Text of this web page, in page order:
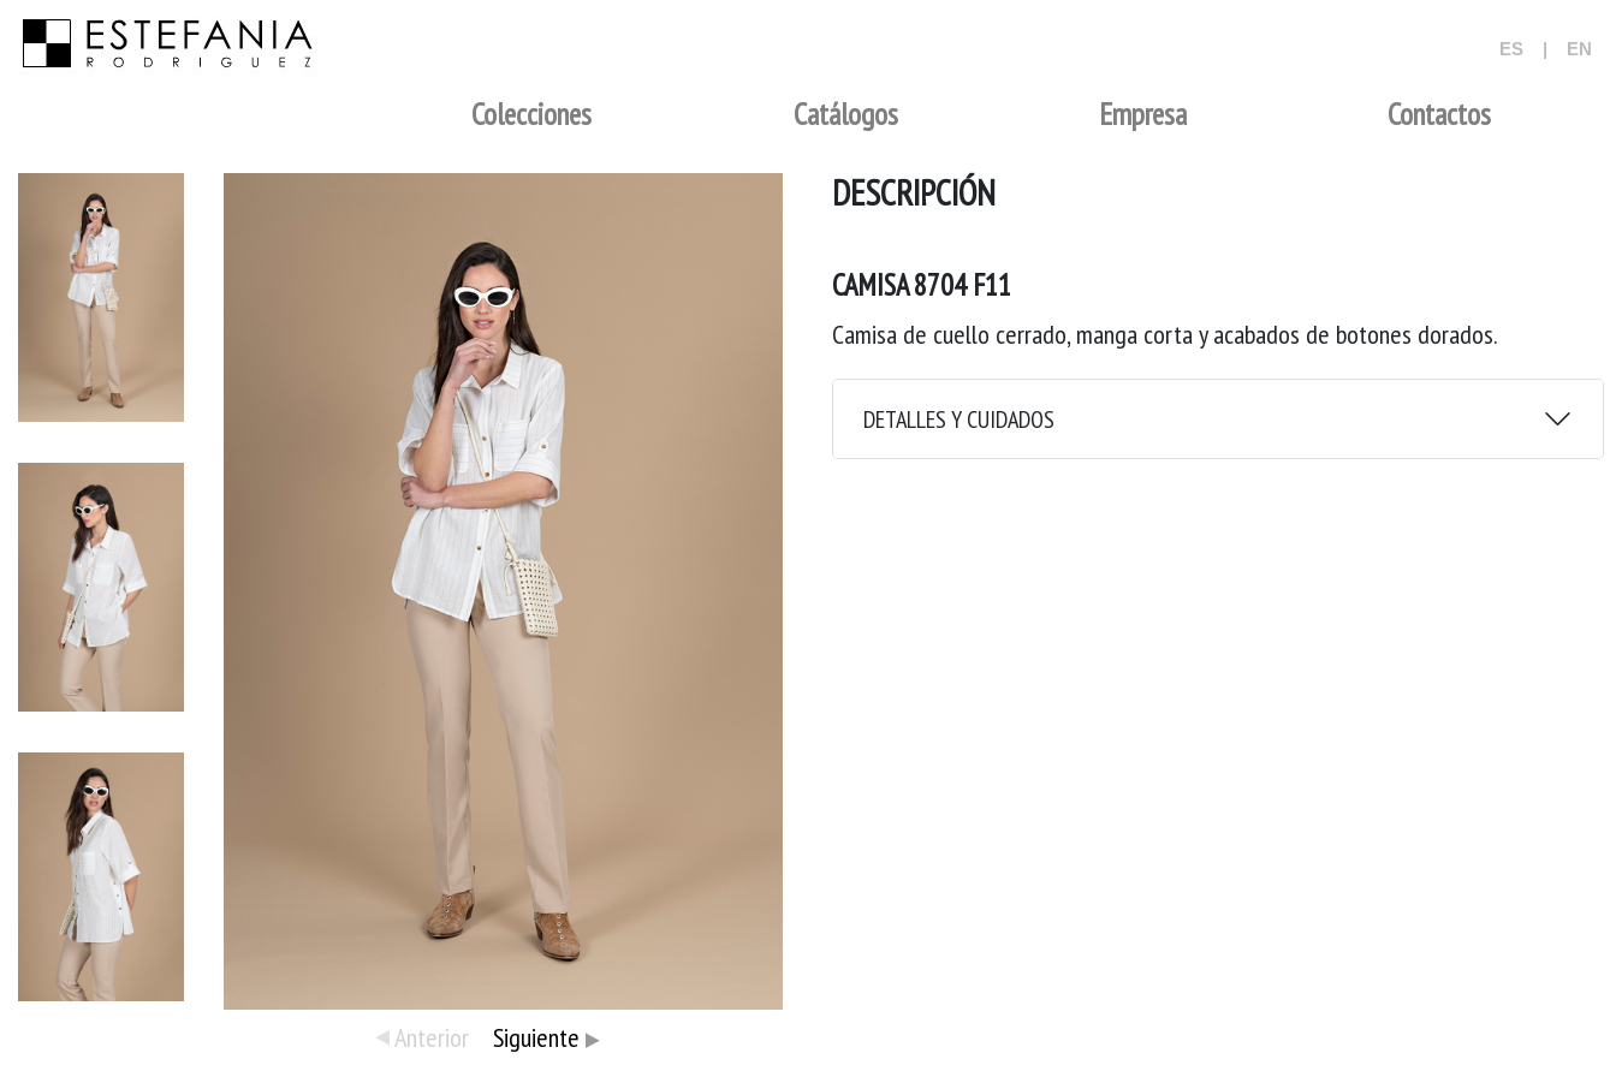
ES | EN
Colecciones Catálogos Empresa Contactos
Anterior Siguiente
DESCRIPCIÓN
CAMISA 8704 F11
Camisa de cuello cerrado, manga corta y acabados de botones dorados.
DETALLES Y CUIDADOS